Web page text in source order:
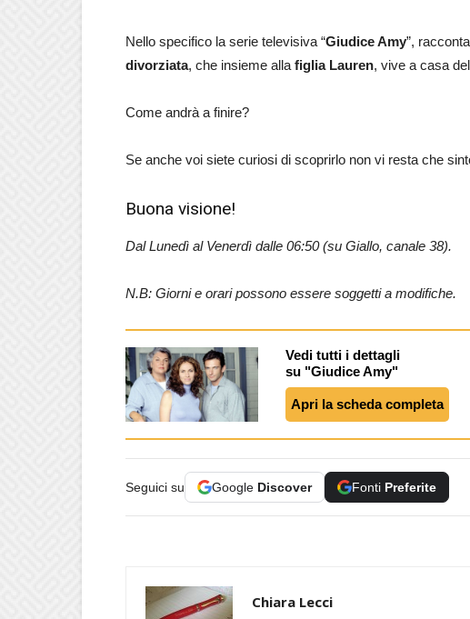
Nello specifico la serie televisiva “Giudice Amy”,
divorziata, che insieme alla figlia Lauren, vive a casa
Come andrà a finire?
Se anche voi siete curiosi di scoprirlo non vi resta che
Buona visione!
Dal Lunedì al Venerdì dalle 06:50 (su Giallo, canale 38).
N.B: Giorni e orari possono essere soggetti a modifiche.
Vedi tutti i dettagli
su "Giudice Amy"
Apri la scheda completa
Seguici su Google Discover Fonti Preferite
Chiara Lecci